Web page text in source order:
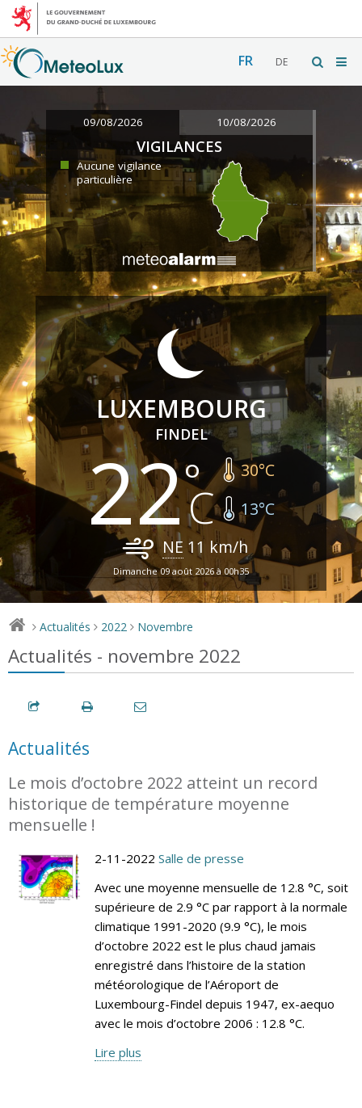
FR DE
09/08/2026 10/08/2026
VIGILANCES
Aucune vigilance
particulière
LUXEMBOURG
FINDEL
22 30°C
13°C
NE 11 km/h
Dimanche 09 août 2026 à 00h35
> Actualités > 2022 > Novembre
Actualités - novembre 2022
Actualités
Le mois d’octobre 2022 atteint un record
historique de température moyenne
mensuelle !
2-11-2022 Salle de presse
Avec une moyenne mensuelle de 12.8 °C, soit
supérieure de 2.9 °C par rapport à la normale
climatique 1991-2020 (9.9 °C), le mois
d’octobre 2022 est le plus chaud jamais
enregistré dans l’histoire de la station
météorologique de l’Aéroport de
Luxembourg-Findel depuis 1947, ex-aequo
avec le mois d’octobre 2006 : 12.8 °C.
Lire plus